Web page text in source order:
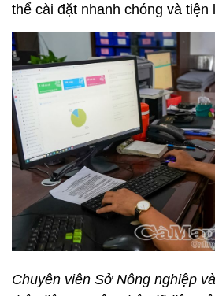
thể cài đặt nhanh chóng và tiện
Chuyên viên Sở Nông nghiệp